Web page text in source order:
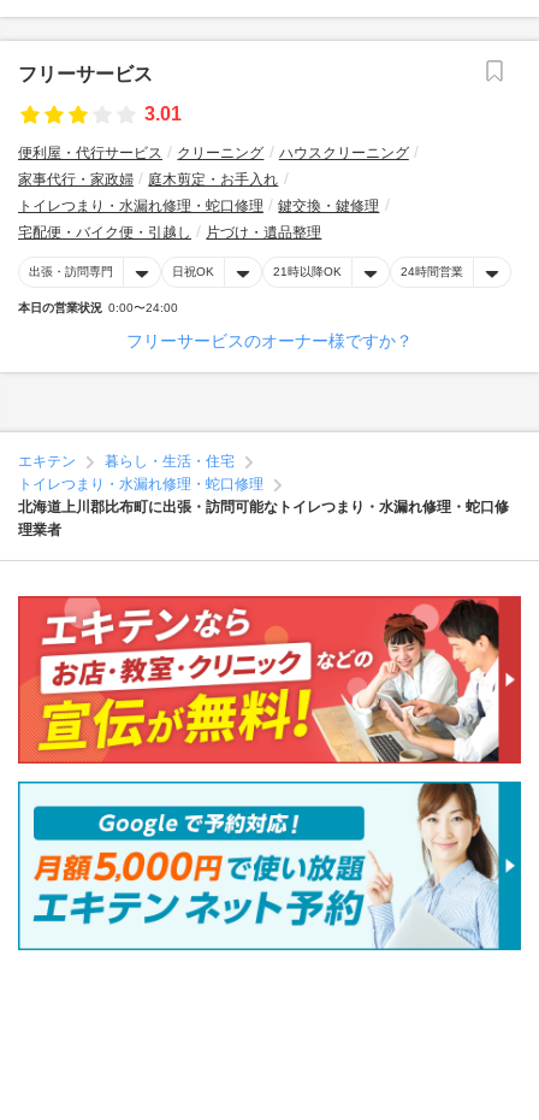
フリーサービス
3.01
便利屋・代行サービス クリーニング
ハウスクリーニング
家事代行・家政婦
庭木剪定・お手入れ
トイレつまり・水漏れ修理・蛇口修理
鍵交換・鍵修理
宅配便・バイク便・引越し
片づけ・遺品整理
出張・訪問専門 日祝OK 21時以降OK 24時間営業
本日の営業状況 0:00〜24:00
フリーサービスのオーナー様ですか？
エキテン
暮らし・生活・住宅
トイレつまり・水漏れ修理・蛇口修理
北海道上川郡比布町に出張・訪問可能なトイレつまり・水漏れ修理・蛇口修
理業者